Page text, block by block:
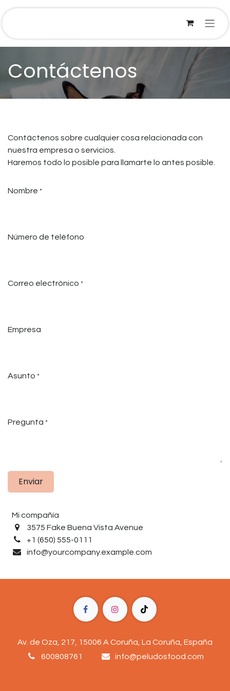
Ir al contenido
Contáctenos
Contáctenos sobre cualquier cosa relacionada con
nuestra empresa o servicios.
Haremos todo lo posible para llamarte lo antes posible.
Nombre *
Número de teléfono
Correo electrónico *
Empresa
Asunto *
Pregunta *
Enviar
Mi compañía
3575 Fake Buena Vista Avenue
+1 (650) 555-0111
info@yourcompany.example.com
Av. de Oza, 217, 15006 A Coruña, La Coruña, España
600808761
info@peludosfood.com